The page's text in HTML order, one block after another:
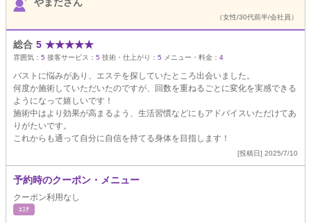
（女性/30代前半/会社員）
総合 5 ★★★★★
雰囲気： 5 接客サービス： 5 技術・仕上がり： 5 メニュー・料金： 4
バストに悩みがあり、エステを探していたところ出会いました。
何度か施術していただいたのですが、回数を重ねるごとに変化を実感できる
ようになって嬉しいです！
施術中はより効果が高まるよう、生活習慣などにもアドバイスいただけてあ
りがたいです。
これからも通って自分に自信を持てる身体を目指します！
[投稿日] 2025/7/10
予約時のクーポン・メニュー
クーポン利用なし
ｴｽﾃ